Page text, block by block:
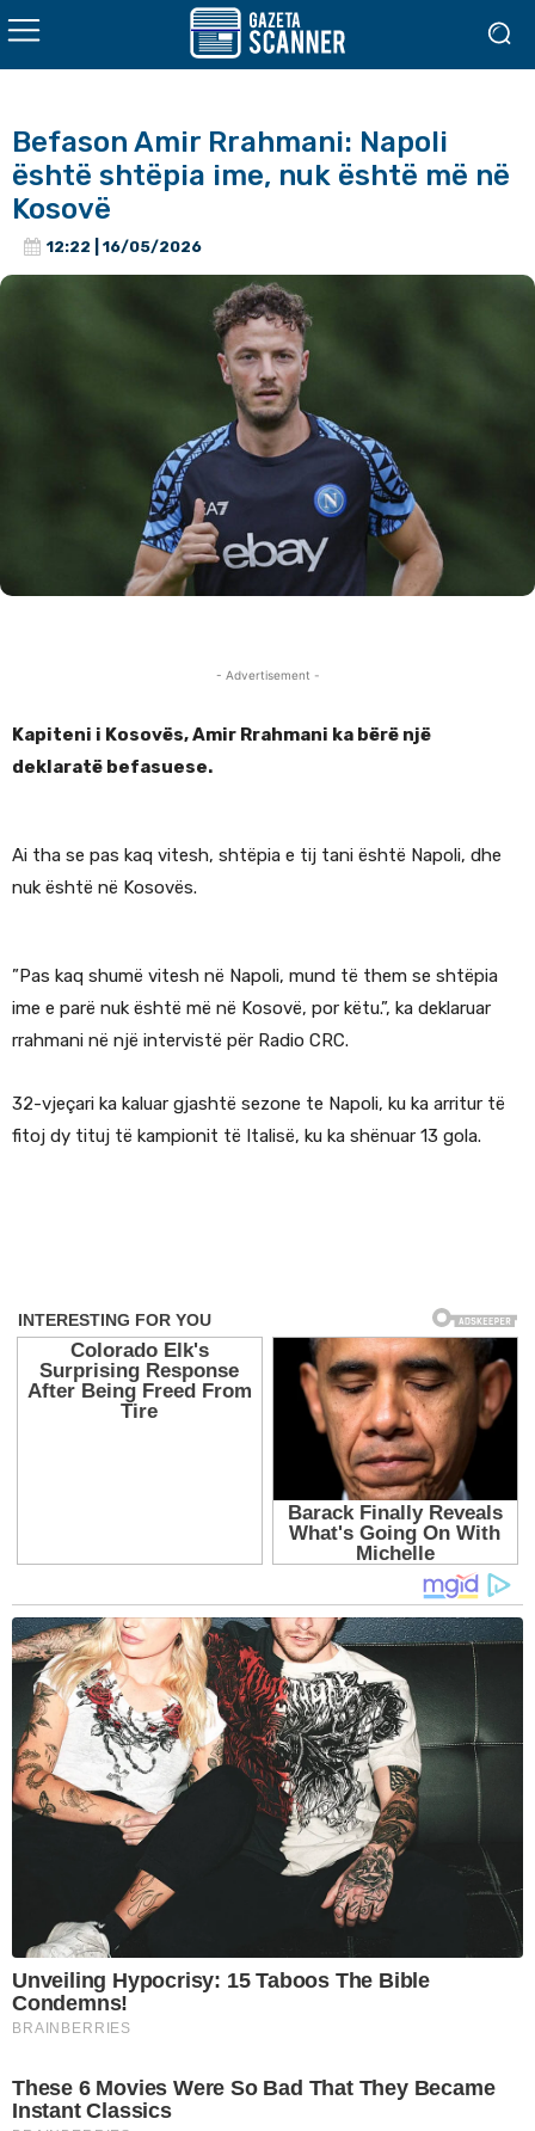
Befason Amir Rrahmani: Napoli
është shtëpia ime, nuk është më në
Kosovë
12:22 | 16/05/2026
- Advertisement -
Kapiteni i Kosovës, Amir Rrahmani ka bërë një
deklaratë befasuese.
Ai tha se pas kaq vitesh, shtëpia e tij tani është Napoli, dhe
nuk është në Kosovës.
”Pas kaq shumë vitesh në Napoli, mund të them se shtëpia
ime e parë nuk është më në Kosovë, por këtu.”, ka deklaruar
rrahmani në një intervistë për Radio CRC.
32-vjeçari ka kaluar gjashtë sezone te Napoli, ku ka arritur të
fitoj dy tituj të kampionit të Italisë, ku ka shënuar 13 gola.